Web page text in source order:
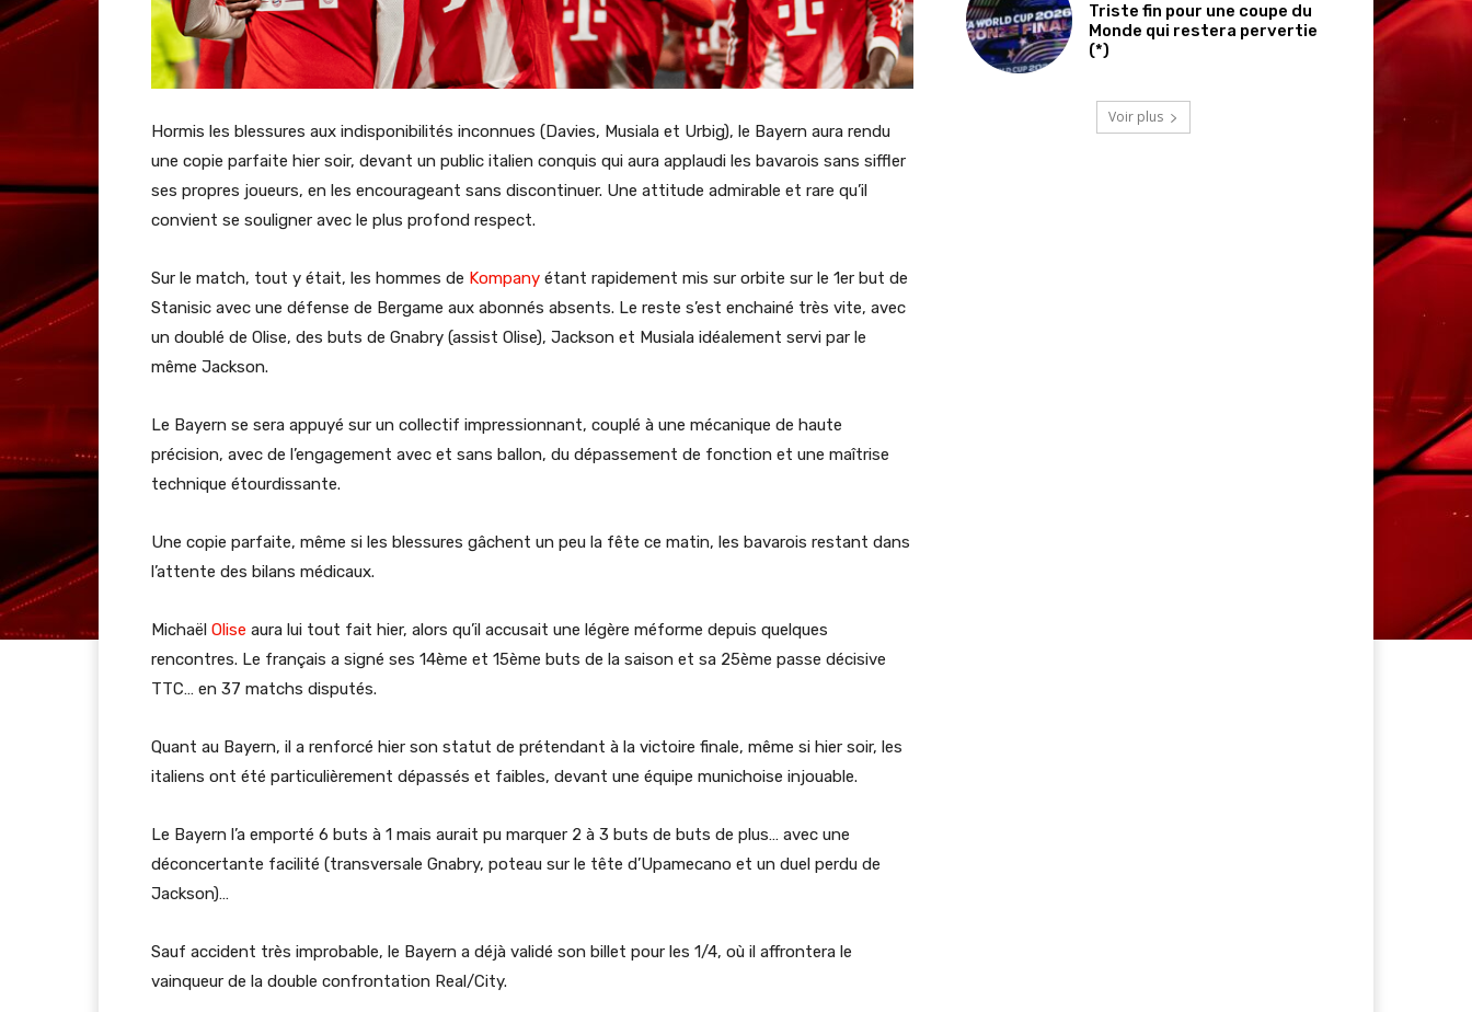
Hormis les blessures aux indisponibilités inconnues (Davies, Musiala et Urbig), le Bayern aura rendu
une copie parfaite hier soir, devant un public italien conquis qui aura applaudi les bavarois sans siffler
ses propres joueurs, en les encourageant sans discontinuer. Une attitude admirable et rare qu’il
convient se souligner avec le plus profond respect.
Sur le match, tout y était, les hommes de Kompany étant rapidement mis sur orbite sur le 1er but de
Stanisic avec une défense de Bergame aux abonnés absents. Le reste s’est enchainé très vite, avec
un doublé de Olise, des buts de Gnabry (assist Olise), Jackson et Musiala idéalement servi par le
même Jackson.
Le Bayern se sera appuyé sur un collectif impressionnant, couplé à une mécanique de haute
précision, avec de l’engagement avec et sans ballon, du dépassement de fonction et une maîtrise
technique étourdissante.
Une copie parfaite, même si les blessures gâchent un peu la fête ce matin, les bavarois restant dans
l’attente des bilans médicaux.
Michaël Olise aura lui tout fait hier, alors qu’il accusait une légère méforme depuis quelques
rencontres. Le français a signé ses 14ème et 15ème buts de la saison et sa 25ème passe décisive
TTC… en 37 matchs disputés.
Quant au Bayern, il a renforcé hier son statut de prétendant à la victoire finale, même si hier soir, les
italiens ont été particulièrement dépassés et faibles, devant une équipe munichoise injouable.
Le Bayern l’a emporté 6 buts à 1 mais aurait pu marquer 2 à 3 buts de buts de plus… avec une
déconcertante facilité (transversale Gnabry, poteau sur le tête d’Upamecano et un duel perdu de
Jackson)…
Sauf accident très improbable, le Bayern a déjà validé son billet pour les 1/4, où il affrontera le
vainqueur de la double confrontation Real/City.
Triste fin pour une coupe du
Monde qui restera pervertie
(*)
Voir plus